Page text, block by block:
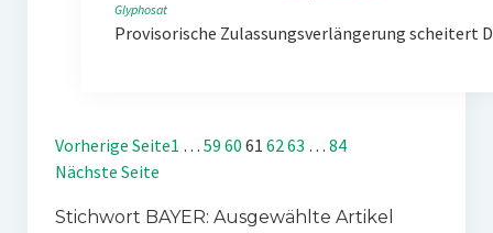
Glyphosat
Provisorische Zulassungsverlängerung scheitert
Vorherige Seite1 … 59 60 61 6263 … 84
Nächste Seite
Stichwort BAYER: Ausgewählte Artikel